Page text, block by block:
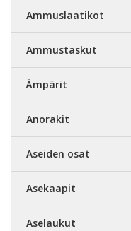
Ammuslaatikot
Ammustaskut
Ämpärit
Anorakit
Aseiden osat
Asekaapit
Aselaukut